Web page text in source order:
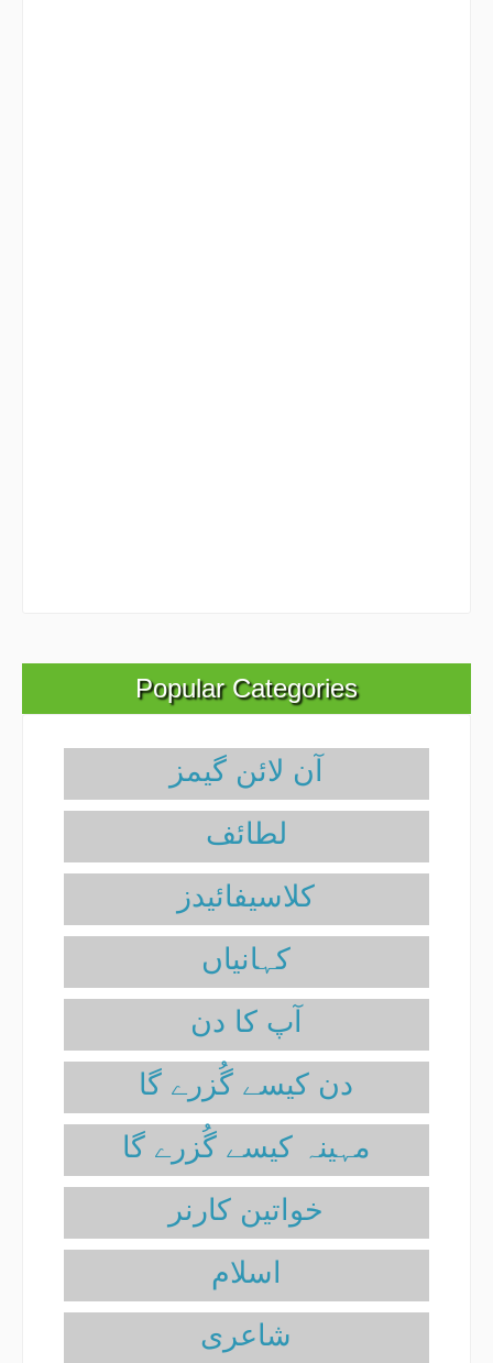
Popular Categories
آن لائن گیمز
لطائف
کلاسیفائیدز
آپ کا دن
دن کیسے گُزرے گا
مہینہ کیسے گُزرے گا
خواتین کارنر
اسلام
شاعری